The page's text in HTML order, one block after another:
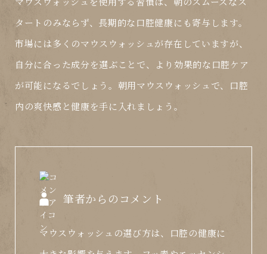
タートのみならず、長期的な口腔健康にも寄与します。
市場には多くのマウスウォッシュが存在していますが、
自分に合った成分を選ぶことで、より効果的な口腔ケア
が可能になるでしょう。朝用マウスウォッシュで、口腔
内の爽快感と健康を手に入れましょう。
筆者からのコメント
マウスウォッシュの選び方は、口腔の健康に